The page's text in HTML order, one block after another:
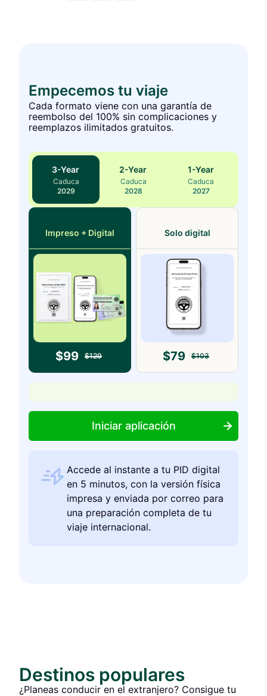
Empecemos tu viaje
Cada formato viene con una garantía de
reembolso del 100% sin complicaciones y
reemplazos ilimitados gratuitos.
3-Year
Caduca
2029
2-Year
Caduca
2028
1-Year
Caduca
2027
Impreso + Digital
$99 $129
Solo digital
$79 $103
Iniciar aplicación
Accede al instante a tu PID digital
en 5 minutos, con la versión física
impresa y enviada por correo para
una preparación completa de tu
viaje internacional.
Destinos populares
¿Planeas conducir en el extranjero? Consigue tu